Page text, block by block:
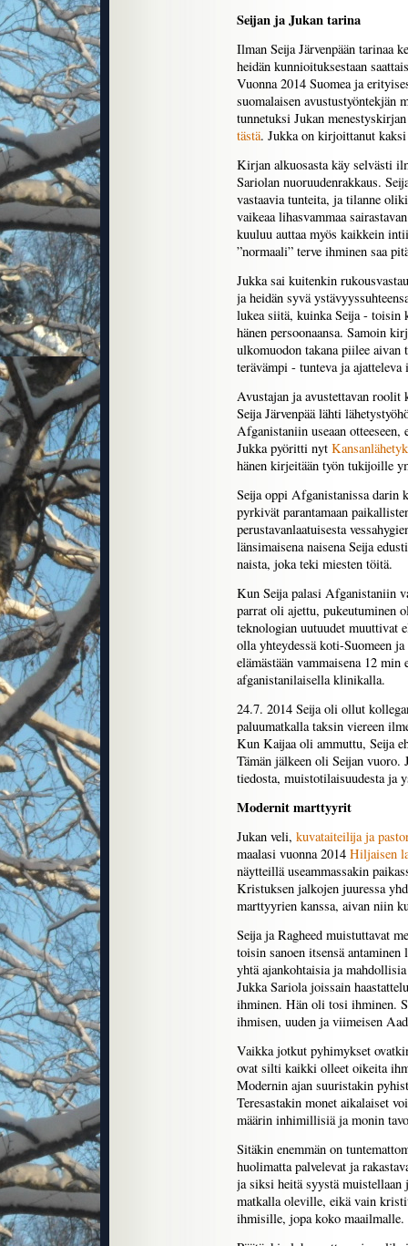
Seijan ja Jukan tarina
Ilman Seija Järvenpään tarinaa
heidän kunnioituksestaan
Vuonna 2014 Suomea ja
suomalaisen avustustyöntekjän
tunnetuksi Jukan
tästä. Jukka on kirjoittanut
Kirjan alkuosasta käy selvästi
Sariolan nuoruudenrakkaus.
vastaavia tunteita, ja tilanne
vaikeaa lihasvammaa
kuuluu auttaa myös kaikkein
”normaali” terve ihminen saa
Jukka sai kuitenkin
ja heidän syvä
lukea siitä, kuinka Seija - toisin
hänen persoonaansa. Samoin
ulkomuodon takana piilee
terävämpi - tunteva ja ajatteleva
Avustajan ja avustettavan roolit
Seija Järvenpää lähti
Afganistaniin useaan otteeseen,
Jukka pyöritti nyt
hänen kirjeitään työn tukijoille
Seija oppi Afganistanissa darin
pyrkivät parantamaan
perustavanlaatuisesta
länsimaisena naisena Seija
naista, joka teki miesten töitä.
Kun Seija palasi Afganistaniin
parrat oli ajettu, pukeutuminen
teknologian uutuudet muuttivat
olla yhteydessä koti-Suomeen
elämästään vammaisena 12
afganistanilaisella klinikalla.
24.7. 2014 Seija oli ollut
paluumatkalla taksin viereen
Kun Kaijaa oli ammuttu, Seija
Tämän jälkeen oli Seijan vuoro.
tiedosta, muistotilaisuudesta ja
Modernit marttyyrit
Jukan veli, kuvataiteilija ja
maalasi vuonna 2014 Hiljaisen
näytteillä useammassakin
Kristuksen jalkojen juuressa
marttyyrien kanssa, aivan niin
Seija ja Ragheed muistuttavat
toisin sanoen itsensä
yhtä ajankohtaisia ja
Jukka Sariola joissain
ihminen. Hän oli tosi ihminen.
ihmisen, uuden ja viimeisen
Vaikka jotkut pyhimykset
ovat silti kaikki olleet oikeita
Modernin ajan suuristakin
Teresastakin monet aikalaiset
määrin inhimillisiä ja monin
Sitäkin enemmän on
huolimatta palvelevat ja
ja siksi heitä syystä
matkalla oleville, eikä vain
ihmisille, jopa koko maailmalle.